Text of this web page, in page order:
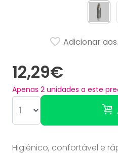
12,29€
Apenas 2 unidades a este
Adicionar
Higiênico, confortável e